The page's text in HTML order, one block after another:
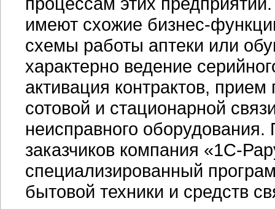
имеют схожие бизнес-
схемы работы аптеки или
характерно ведение
активация контрактов,
сотовой и стационарной
неисправного
заказчиков компания «1С-
специализированный
бытовой техники и средств